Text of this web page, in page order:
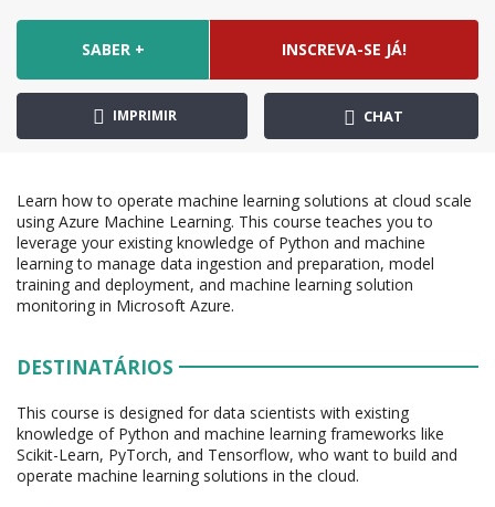
SABER + INSCREVA-SE JÁ!
IMPRIMIR CHAT
Learn how to operate machine learning solutions at cloud scale
using Azure Machine Learning. This course teaches you to
leverage your existing knowledge of Python and machine
learning to manage data ingestion and preparation, model
training and deployment, and machine learning solution
monitoring in Microsoft Azure.
DESTINATÁRIOS
This course is designed for data scientists with existing
knowledge of Python and machine learning frameworks like
Scikit-Learn, PyTorch, and Tensorflow, who want to build and
operate machine learning solutions in the cloud.